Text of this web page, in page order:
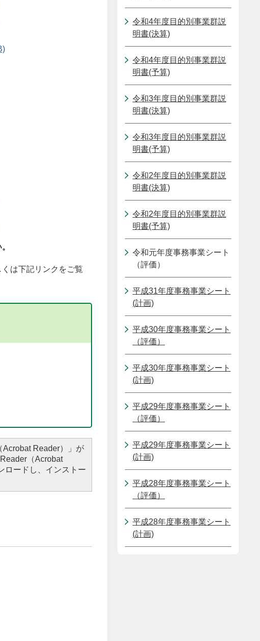
は下記リンクをご覧
Reader）」が
（Acrobat
ロードし、インストー
令和4年度目的別事業群説
明書(決算)
令和4年度目的別事業群説
明書(予算)
令和3年度目的別事業群説
明書(決算)
令和3年度目的別事業群説
明書(予算)
令和2年度目的別事業群説
明書(決算)
令和2年度目的別事業群説
明書(予算)
令和元年度事務事業シート
（評価）
平成31年度事務事業シート
(計画)
平成30年度事務事業シート
（評価）
平成30年度事務事業シート
(計画)
平成29年度事務事業シート
（評価）
平成29年度事務事業シート
(計画)
平成28年度事務事業シート
（評価）
平成28年度事務事業シート
(計画)